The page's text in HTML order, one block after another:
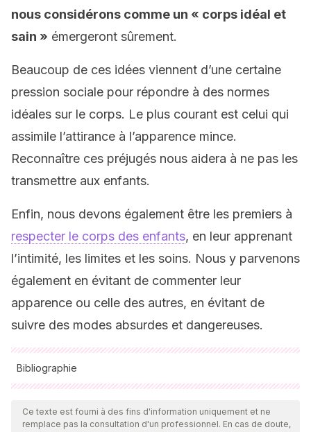
nous considérons comme un « corps idéal et
sain » émergeront sûrement.
Beaucoup de ces idées viennent d’une certaine
pression sociale pour répondre à des normes
idéales sur le corps. Le plus courant est celui qui
assimile l’attirance à l’apparence mince.
Reconnaître ces préjugés nous aidera à ne pas les
transmettre aux enfants.
Enfin, nous devons également être les premiers à
respecter le corps des enfants, en leur apprenant
l’intimité, les limites et les soins. Nous y parvenons
également en évitant de commenter leur
apparence ou celle des autres, en évitant de
suivre des modes absurdes et dangereuses.
Bibliographie
Toutes les sources citées ont été examinées en profondeur
par notre équipe pour garantir leur qualité, leur fiabilité, leur
actualité et leur validité. La bibliographie de cet article a été
Ce texte est fourni à des fins d'information uniquement et ne
remplace pas la consultation d'un professionnel. En cas de doute,